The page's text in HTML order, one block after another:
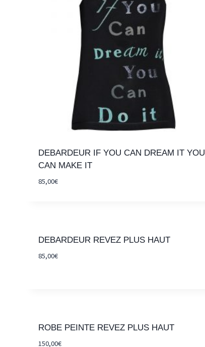
DEBARDEUR IF YOU CAN DREAM IT YOU
CAN MAKE IT
85,00€
DEBARDEUR REVEZ PLUS HAUT
85,00€
ROBE PEINTE REVEZ PLUS HAUT
150,00€